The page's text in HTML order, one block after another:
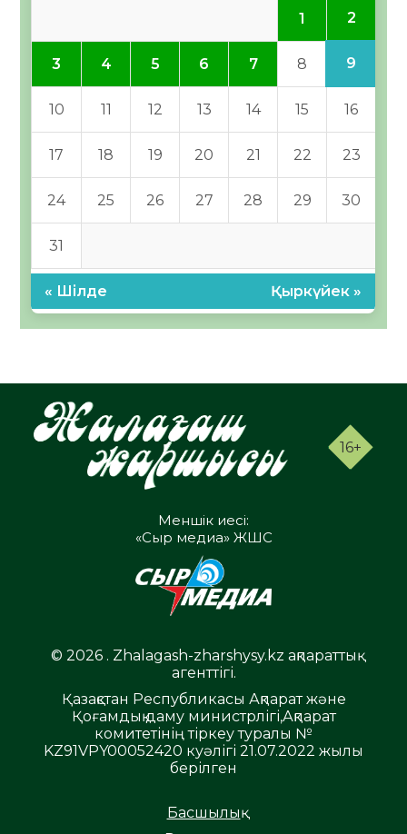
1 2
3 4 5 6 7 8 9
10 11 12 13 14 15 16
17 18 19 20 21 22 23
24 25 26 27 28 29 30
31
« Шілде Қыркүйек »
16+
Меншік иесі:
«Сыр медиа» ЖШС
© 2026 . Zhalagash-zharshysy.kz ақпараттық
агенттігі.
Қазақстан Республикасы Ақпарат және
Қоғамдық даму министрлігі,Ақпарат
комитетінің тіркеу туралы №
KZ91VPY00052420 куәлігі 21.07.2022 жылы
берілген
Басшылық